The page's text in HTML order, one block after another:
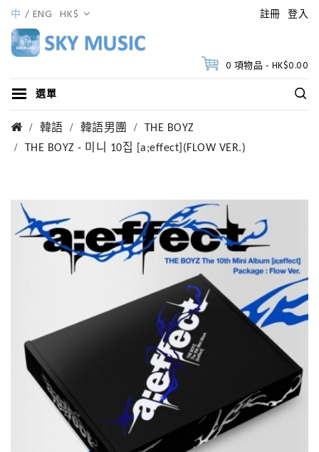
註冊 登入
中 ENG HK$
0 項物品 - HK$0.00
選單
韓語 韓語男團
THE BOYZ
THE BOYZ - 미니 10집 [a;effect](FLOW VER.)